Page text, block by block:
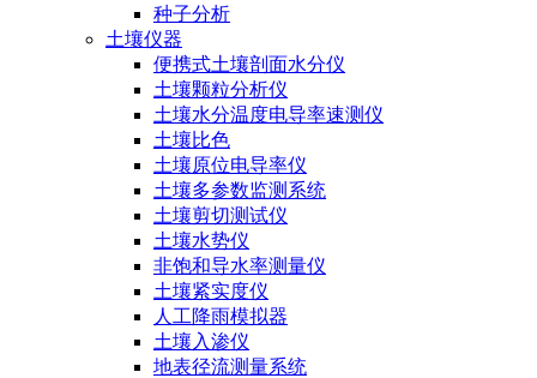
种子分析
土壤仪器
便携式土壤剖面水分仪
土壤颗粒分析仪
土壤水分温度电导率速测仪
土壤比色
土壤原位电导率仪
土壤多参数监测系统
土壤剪切测试仪
土壤水势仪
非饱和导水率测量仪
土壤紧实度仪
人工降雨模拟器
土壤入渗仪
地表径流测量系统